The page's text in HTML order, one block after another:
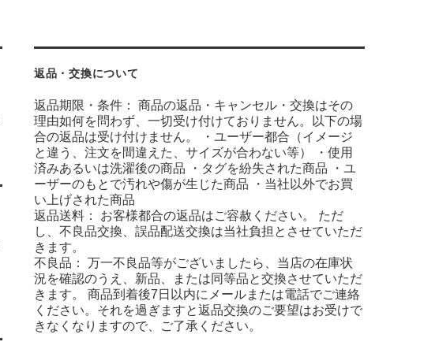
返品・交換について
返品期限・条件： 商品の返品・キャンセル・交換はその
理由如何を問わず、一切受け付けておりません。以下の場
合の返品は受け付けません。 ・ユーザー都合（イメージ
と違う、注文を間違えた、サイズが合わない等） ・使用
済みあるいは洗濯後の商品 ・タグを紛失された商品 ・ユ
ーザーのもとで汚れや傷が生じた商品 ・当社以外でお買
い上げされた商品
返品送料： お客様都合の返品はご容赦ください。 ただ
し、不良品交換、誤品配送交換は当社負担とさせていただ
きます。
不良品： 万一不良品等がございましたら、当店の在庫状
況を確認のうえ、新品、または同等品と交換させていただ
きます。 商品到着後7日以内にメールまたは電話でご連絡
ください。それを過ぎますと返品交換のご要望はお受けで
きなくなりますので、ご了承ください。